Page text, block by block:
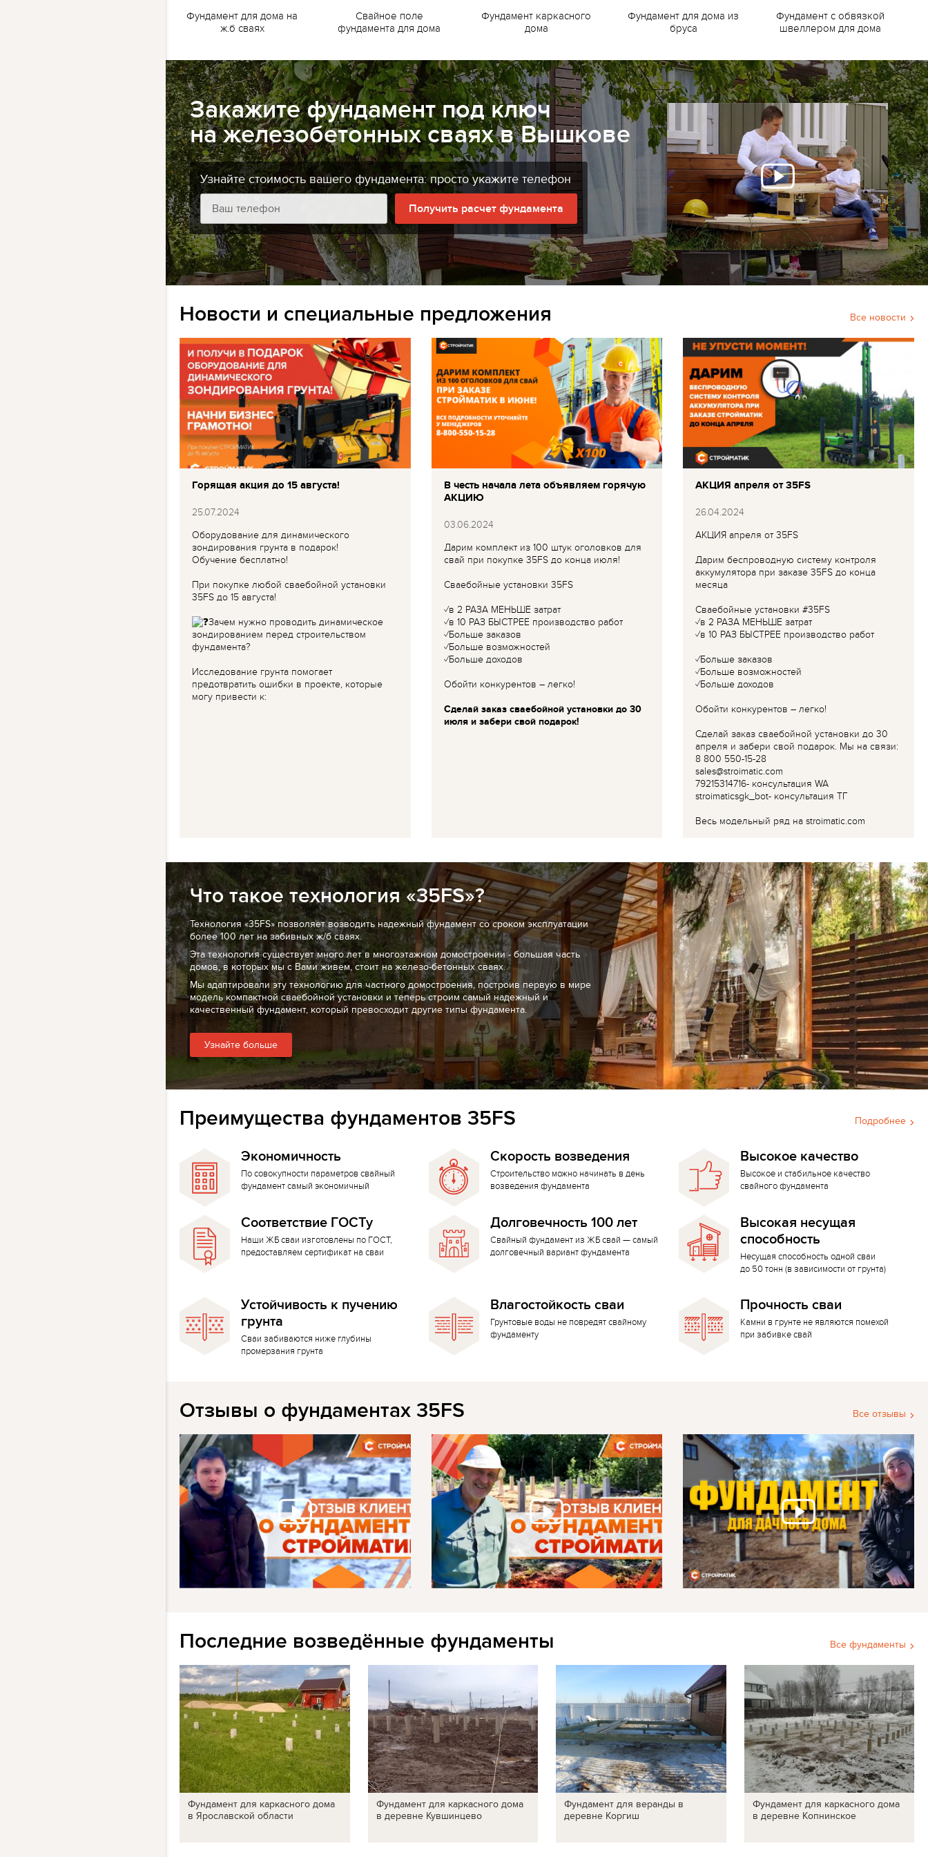
Фундамент для дома на
ж.б сваях
Свайное поле
фундамента для дома
Фундамент каркасного
дома
Фундамент для дома из
бруса
Фундамент с обвязкой
швеллером для дома
Закажите фундамент под ключ
на железобетонных сваях в Вышкове
Узнайте стоимость вашего фундамента: просто укажите телефон
Получить расчет фундамента
Все новости
Новости и специальные предложения
Горящая акция до 15 августа!
25.07.2024
Оборудование для динамического
зондирования грунта в подарок!
Обучение бесплатно!
При покупке любой сваебойной установки
35FS до 15 августа!
Зачем нужно проводить динамическое
зондированием перед строительством
фундамента?
Исследование грунта помогает
предотвратить ошибки в проекте, которые
могу привести к:
В честь начала лета объявляем горячую
АКЦИЮ
03.06.2024
Дарим комплект из 100 штук оголовков для
свай при покупке 35FS до конца июля!
Сваебойные установки 35FS
✓в 2 РАЗА МЕНЬШЕ затрат
✓в 10 РАЗ БЫСТРЕЕ производство работ
✓Больше заказов
✓Больше возможностей
✓Больше доходов
Обойти конкурентов – легко!
Сделай заказ сваебойной установки до 30
июля и забери свой подарок!
АКЦИЯ апреля от 35FS
26.04.2024
АКЦИЯ апреля от 35FS
Дарим беспроводную систему контроля
аккумулятора при заказе 35FS до конца
месяца
Сваебойные установки #35FS
✓в 2 РАЗА МЕНЬШЕ затрат
✓в 10 РАЗ БЫСТРЕЕ производство работ
✓Больше заказов
✓Больше возможностей
✓Больше доходов
Обойти конкурентов – легко!
Сделай заказ сваебойной установки до 30
апреля и забери свой подарок. Мы на связи:
8 800 550-15-28
sales@stroimatic.com
79215314716- консультация WA
stroimaticsgk_bot- консультация ТГ
Весь модельный ряд на stroimatic.com
Что такое технология «35FS»?
Технология «35FS» позволяет возводить надежный фундамент со сроком эксплуатации
более 100 лет на забивных ж/б сваях.
Эта технология существует много лет в многоэтажном домостроении - большая часть
домов, в которых мы с Вами живем, стоит на железо-бетонных сваях.
Мы адаптировали эту технологию для частного домостроения, построив первую в мире
модель компактной сваебойной установки и теперь строим самый надежный и
качественный фундамент, который превосходит другие типы фундамента.
Узнайте больше
Подробнее
Преимущества фундаментов 35FS
Экономичность
По совокупности параметров свайный
фундамент самый экономичный
Скорость возведения
Строительство можно начинать в день
возведения фундамента
Высокое качество
Высокое и стабильное качество
свайного фундамента
Соответствие ГОСТу
Наши ЖБ сваи изготовлены по ГОСТ,
предоставляем сертификат на сваи
Долговечность 100 лет
Свайный фундамент из ЖБ свай — самый
долговечный вариант фундамента
Высокая несущая
способность
Несущая способность одной сваи
до 50 тонн (в зависимости от грунта)
Устойчивость к пучению
грунта
Сваи забиваются ниже глубины
промерзания грунта
Влагостойкость сваи
Грунтовые воды не повредят свайному
фундаменту
Прочность сваи
Камни в грунте не являются помехой
при забивке свай
Все отзывы
Отзывы о фундаментах 35FS
Все фундаменты
Последние возведённые фундаменты
Фундамент для каркасного дома
в Ярославской области
Фундамент для каркасного дома
в деревне Кувшинцево
Фундамент для веранды в
деревне Коргиш
Фундамент для каркасного дома
в деревне Копнинское